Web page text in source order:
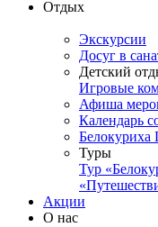
Отдых
Экскурсии
Досуг в
Детский
Игровые
Афиша
Календарь
Белокуриха
Туры
Тур
Акции
О нас